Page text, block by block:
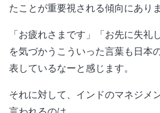
たことが重要視される傾向にあり
「お疲れさまです」「お先に失礼
を気づかうこういった言葉も日本
表しているなーと感じます。
それに対して、インドのマネジメ